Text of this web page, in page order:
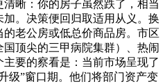
晰：你的房子虽然跌了，相当
。决策便回归取适用从义。换
老公房或低总价商品房。市区
顶尖的三甲病院集群）、热闹
要的察看是：当前市场呈现了
级”窗口期。他们将部门资产变